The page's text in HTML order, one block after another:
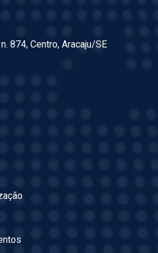
874, Centro, Aracaju/SE